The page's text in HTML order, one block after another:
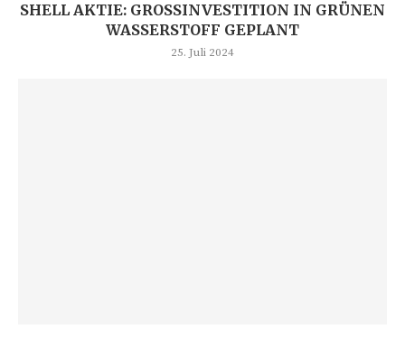
SHELL AKTIE: GROSSINVESTITION IN GRÜNEN W
ASSERSTOFF GEPLANT
25. Juli 2024